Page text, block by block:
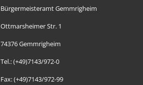
Bürgermeisteramt Gemmrigheim
Ottmarsheimer Str. 1
74376 Gemmrigheim
Tel.: (+49)7143/972-0
Fax: (+49)7143/972-99